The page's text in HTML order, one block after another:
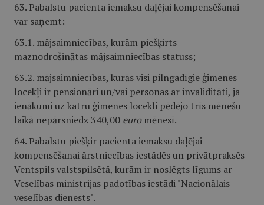
63. Pabalstu pacienta iemaksu daļējai kompensēšanai
var saņemt:
63.1. mājsaimniecības, kurām piešķirts
maznodrošinātas mājsaimniecības statuss;
63.2. mājsaimniecības, kurās visi pilngadīgie ģimenes
locekļi ir pensionāri un/vai personas ar invaliditāti, ja
ienākumi uz katru ģimenes locekli pēdējo trīs mēnešu
laikā nepārsniedz 340,00 euromēnesī.
64. Pabalstu piešķir pacienta iemaksu daļējai
kompensēšanai ārstniecības iestādēs un privātpraksēs
Ventspils valstspilsētā, kurām ir noslēgts līgums ar
Veselības ministrijas padotības iestādi "Nacionālais
veselības dienests".